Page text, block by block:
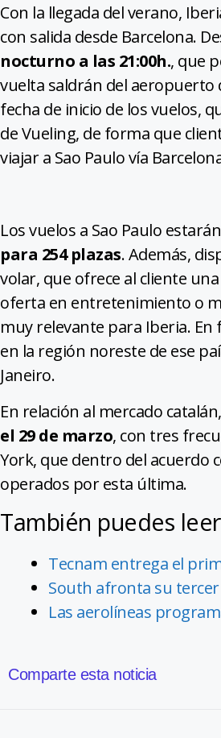
Con la llegada del verano,
con salida desde Barcelona.
nocturno a las 21:00h., que
vuelta saldrán del aeropuerto
fecha de inicio de los vuelos,
de Vueling, de forma que
viajar a Sao Paulo vía
Los vuelos a Sao Paulo
para 254 plazas. Además,
volar, que ofrece al cliente
oferta en entretenimiento o
muy relevante para Iberia. En
en la región noreste de ese
Janeiro.
En relación al mercado catalán,
el 29 de marzo, con tres
York, que dentro del acuerdo
operados por esta última.
También puedes
Tecnam entrega el
South afronta su
Las aerolíneas
Comparte esta noticia